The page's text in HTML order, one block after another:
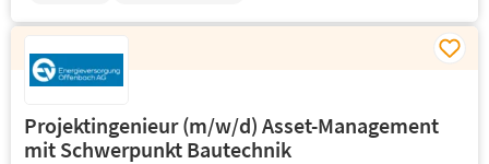
Projektingenieur (m/w/d) Asset-Management
mit Schwerpunkt Bautechnik